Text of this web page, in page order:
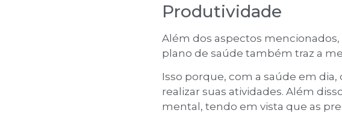
Produtividade
Além dos aspectos
plano de saúde também traz a
Isso porque, com a saúde em
realizar suas atividades. Além
mental, tendo em vista que as